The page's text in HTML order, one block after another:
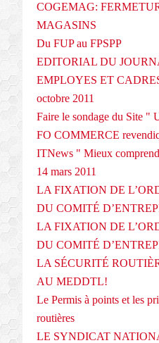
COGEMAG:
MAGASINS
Du FUP au FPSPP
EDITORIAL DU
EMPLOYES ET
octobre 2011
Faire le sondage du Site "
FO COMMERCE
ITNews " Mieux
14 mars 2011
LA FIXATION DE
DU COMITÉ
LA FIXATION DE
DU COMITÉ
LA SÉCURITÉ
AU MEDDTL!
Le Permis à points et les
routières
LE SYNDICAT